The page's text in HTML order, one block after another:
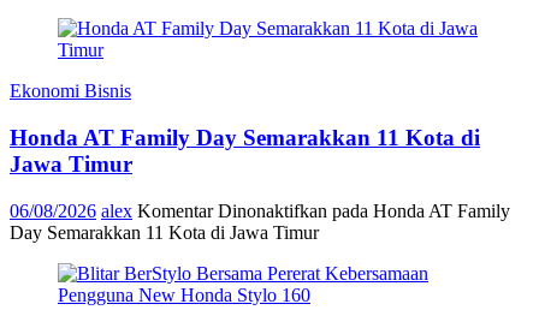
Ekonomi Bisnis
Honda AT Family Day Semarakkan 11 Kota di
Jawa Timur
06/08/2026 alex Komentar Dinonaktifkan pada Honda AT Family
Day Semarakkan 11 Kota di Jawa Timur